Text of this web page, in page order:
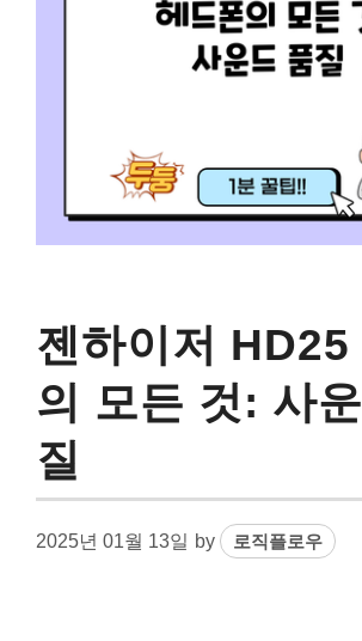
젠하이저 HD25
의 모든 것: 사
질
2025년 01월 13일 by 로직플로우